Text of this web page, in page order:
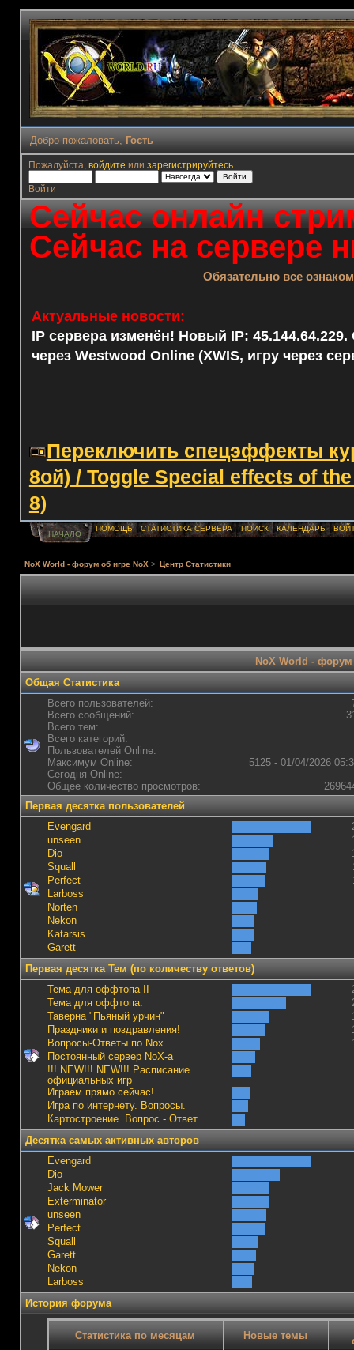
Добро пожаловать, Гость
Пожалуйста, войдите или зарегистрируйтесь.
Войти
Сейчас онлайн
Сейчас на сервере
Обязательно все
Актуальные новости:
IP сервера изменён! Новый IP: 45.144.64.229.
через Westwood Online (XWIS, игру через
Переключить спецэффекты
8ой) / Toggle Special effects of
8)
НАЧАЛО
ПОМОЩЬ СТАТИСТИКА СЕРВЕРА ПОИСК КАЛЕНДАРЬ
NoX World - форум об игре NoX > Центр Статистики
NoX World - форум
Общая Статистика
Всего пользователей:
Всего сообщений:
Всего тем:
Всего категорий:
Пользователей Online:
Максимум Online:
5125 - 01/04/2026
Сегодня Online:
Общее количество просмотров:
Первая десятка пользователей
Evengard
unseen
Dio
Squall
Perfect
Lаrboss
Norten
Nekon
Katarsis
Garett
Первая десятка Тем (по количеству ответов)
Тема для оффтопа II
Тема для оффтопа.
Таверна "Пьяный урчин"
Праздники и поздравления!
Вопросы-Ответы по Nox
Постоянный сервер NoX-а
!!! NEW!!! NEW!!! Расписание
официальных игр
Играем прямо сейчас!
Игра по интернету. Вопросы.
Картостроение. Вопрос - Ответ
Десятка самых активных авторов
Evengard
Dio
Jack Mower
Exterminator
unseen
Perfect
Squall
Garett
Nekon
Lаrboss
История форума
Статистика по месяцам Новые темы